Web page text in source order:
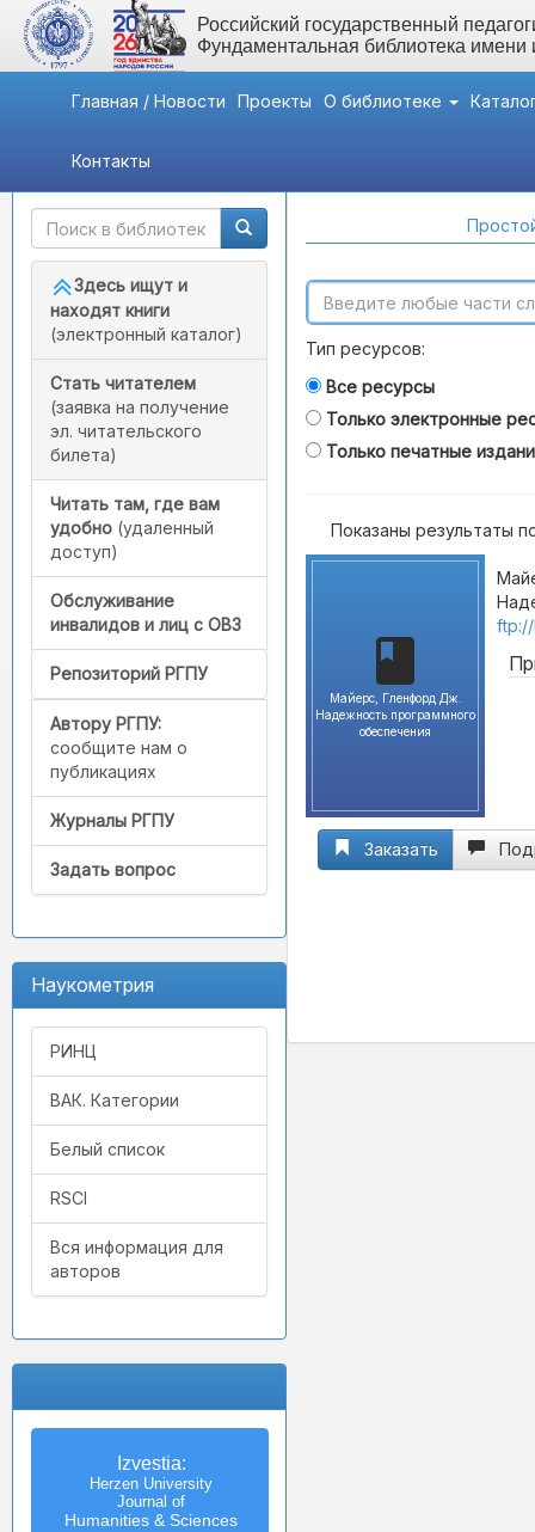
Российский государственный
Фундаментальная библиотека
Главная / Новости Проекты О библиотеке
Контакты
Быстрый доступ
Здесь ищут и
находят книги
(электронный каталог)
Стать читателем
(заявка на получение
эл. читательского
билета)
Читать там, где вам
удобно (удаленный
доступ)
Обслуживание
инвалидов и лиц с ОВЗ
Репозиторий РГПУ
Автору РГПУ:
сообщите нам о
публикациях
Журналы РГПУ
Задать вопрос
Наукометрия
РИНЦ
ВАК. Категории
Белый список
RSCI
Вся информация для
авторов
Izvestia:
Herzen University
Journal of
Humanities & Sciences
Тип ресурсов:
Все ресурсы
Только электронные
Только печатные
Показаны результаты
Майерс, Гленфорд Дж.
Надежность программного
обеспечения
Заказать